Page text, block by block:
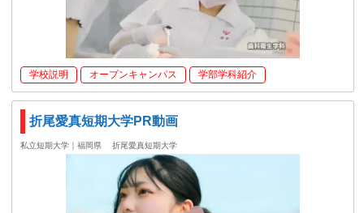
学校説明 オープンキャンパス 学部学科紹介
折尾愛真短期大学PR動画
私立短期大学｜福岡県 折尾愛真短期大学